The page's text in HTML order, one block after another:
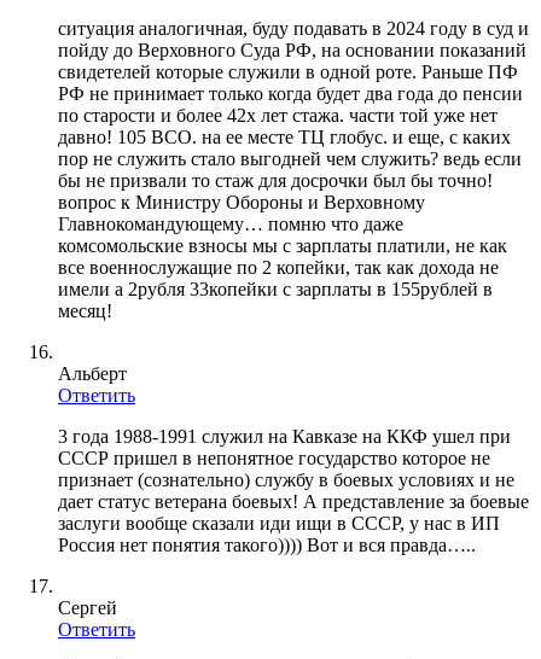
ситуация аналогичная, буду подавать в 2024 году в суд и
пойду до Верховного Суда РФ, на основании показаний
свидетелей которые служили в одной роте. Раньше ПФ
РФ не принимает только когда будет два года до пенсии
по старости и более 42х лет стажа. части той уже нет
давно! 105 ВСО. на ее месте ТЦ глобус. и еще, с каких
пор не служить стало выгодней чем служить? ведь если
бы не призвали то стаж для досрочки был бы точно!
вопрос к Министру Обороны и Верховному
Главнокомандующему… помню что даже
комсомольские взносы мы с зарплаты платили, не как
все военнослужащие по 2 копейки, так как дохода не
имели а 2рубля 33копейки с зарплаты в 155рублей в
месяц!
Альберт
Ответить
3 года 1988-1991 служил на Кавказе на ККФ ушел при
СССР пришел в непонятное государство которое не
признает (сознательно) службу в боевых условиях и не
дает статус ветерана боевых! А представление за боевые
заслуги вообще сказали иди ищи в СССР, у нас в ИП
Россия нет понятия такого)))) Вот и вся правда…..
Сергей
Ответить